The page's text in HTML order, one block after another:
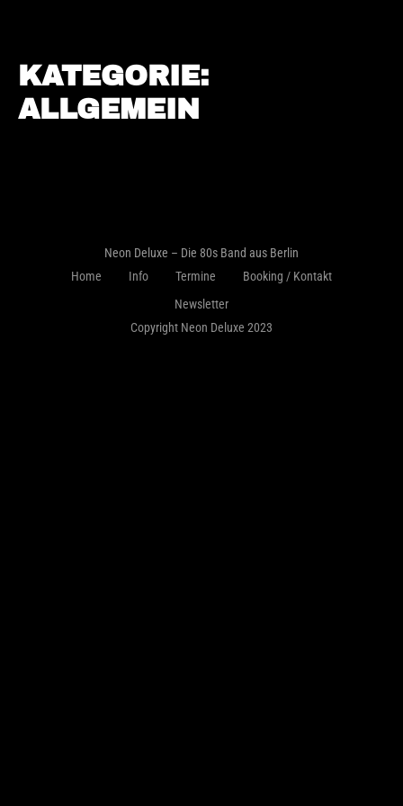
KATEGORIE:
ALLGEMEIN
Neon Deluxe – Die 80s Band aus Berlin
Home
Info Termine
Booking / Kontakt
Newsletter
Copyright Neon Deluxe 2023